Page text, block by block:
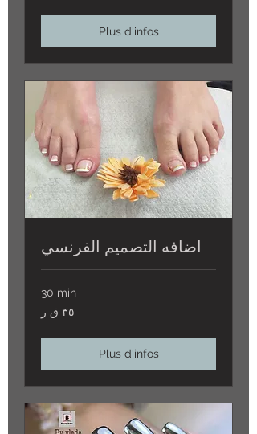
Plus d'infos
اضافه التصميم الفرنسي
30 min
ق
٣٥ ق ر
Plus d'infos